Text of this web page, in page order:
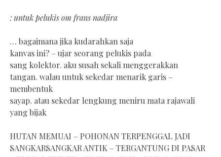
: untuk pelukis om frans nadjira
… bagaimana jika kudarahkan saja
kanvas ini? – ujar seorang pelukis pada
sang kolektor. aku susah sekali menggerakkan
tangan. walau untuk sekedar menarik garis –
membentuk
sayap. atau sekedar lengkung meniru mata rajawali
yang bijak
HUTAN MEMUAI – POHONAN TERPENGGAL JADI
SANGKARSANGKAR ANTIK – TERGANTUNG DI PASAR